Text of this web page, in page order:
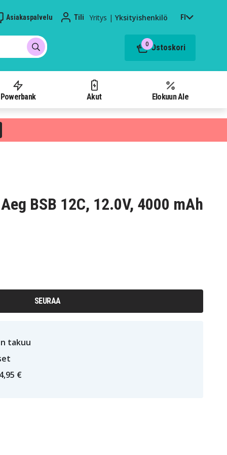
Asiakaspalvelu Tili Yritys | Yksityishenkilö FI
0 Ostoskori
Powerbank Akut Elokuun Ale
BSB 12C, 12.0V, 4000 mAh
SEURAA
takuu
€